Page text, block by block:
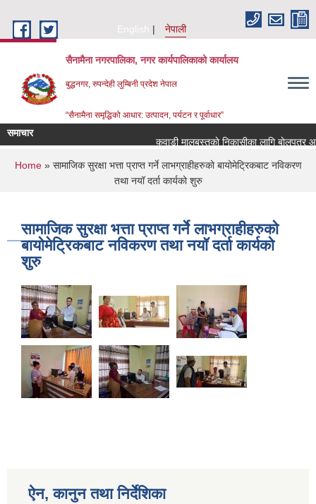
English
नेपाली
सैनामैना नगरपालिका, नगर कार्यपालिकाको कार्यालय
बुद्धनगर, रुपन्देही लुम्बिनी प्रदेश नेपाल
“सैनामैना समृद्धिको आधार: उत्पादन, पर्यटन र पूर्वाधार”
समाचार
कवाडी मालबस्तुकाे निकासीका लागि बाेलपत्र
You are here
Home» सामाजिक सुरक्षा भत्ता प्राप्त गर्ने लाभग्राहीहरुको बायोमेट्रिकबाट नविकरण
तथा नयॉ दर्ता कार्यको शुरु
सामाजिक सुरक्षा भत्ता प्राप्त गर्ने लाभग्राहीहरुको
बायोमेट्रिकबाट नविकरण तथा नयॉ दर्ता कार्यको
शुरु
ऐन, कानुन तथा निर्देशिका